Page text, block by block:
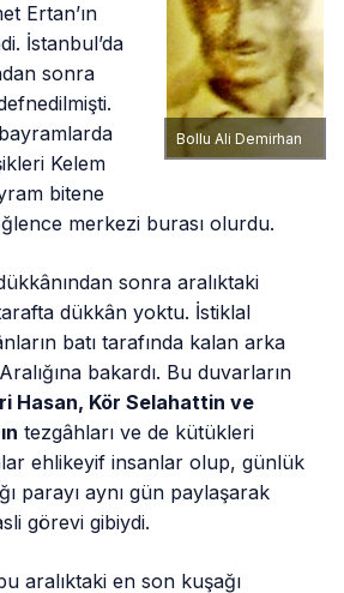
Bollu Ali Demirhan
Ertan’ın
İstanbul’da
sonra
Kelem
bitene
merkezi burası olurdu.
sonra aralıktaki
dükkân yoktu. İstiklal
batı tarafında kalan arka
bakardı. Bu duvarların
Hasan, Kör Selahattin ve
tezgâhları ve de kütükleri
ehlikeyif insanlar olup, günlük
parayı aynı gün paylaşarak
görevi gibiydi.
aralıktaki en son kuşağı